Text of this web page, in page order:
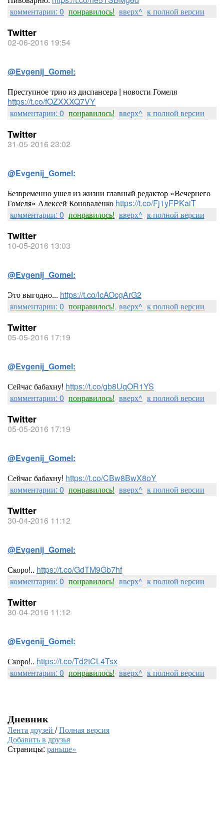
комментарии: 0 понравилось! вверх^ к полной версии
Twitter
02-06-2016 19:54
@Evgenij_Gomel:
Преступное трио из диспансера | новости Гомеля
https://t.co/fOZXXXQ7VY
комментарии: 0 понравилось! вверх^ к полной версии
Twitter
31-05-2016 23:02
@Evgenij_Gomel:
Безвременно ушел из жизни главный редактор «Вечернего
Гомеля» Алексей Коноваленко https://t.co/Fj1yFPKaiT
комментарии: 0 понравилось! вверх^ к полной версии
Twitter
10-05-2016 13:03
@Evgenij_Gomel:
Это выгодно... https://t.co/IcAOcgArG2
комментарии: 0 понравилось! вверх^ к полной версии
Twitter
05-05-2016 17:19
@Evgenij_Gomel:
Сейчас бабахну! https://t.co/gb8UqOR1YS
комментарии: 0 понравилось! вверх^ к полной версии
Twitter
05-05-2016 17:19
@Evgenij_Gomel:
Сейчас бабахну! https://t.co/CBw8BwX8oY
комментарии: 0 понравилось! вверх^ к полной версии
Twitter
30-04-2016 11:12
@Evgenij_Gomel:
Скоро!.. https://t.co/GdTM9Gb7hf
комментарии: 0 понравилось! вверх^ к полной версии
Twitter
30-04-2016 11:12
@Evgenij_Gomel:
Скоро!.. https://t.co/Td2tCL4Tsx
комментарии: 0 понравилось! вверх^ к полной версии
Дневник
Лента друзей /Полная версия
Добавить в друзья
Страницы: раньше»